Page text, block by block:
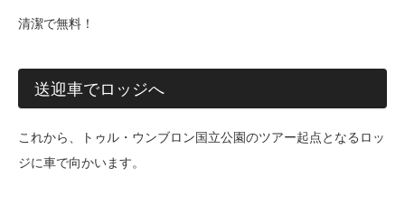
清潔で無料！
送迎車でロッジへ
これから、トゥル・ウンブロン国立公園のツアー起点となるロッ
ジに車で向かいます。